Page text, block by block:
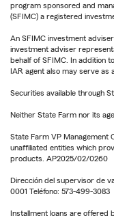
program sponsored and
(SFIMC) a registered
An SFIMC investment
investment adviser
behalf of SFIMC. In addition
IAR agent also may serve as
Securities available through
Neither State Farm nor its
State Farm VP Management
unaffiliated entities which
products. AP2025/02/0260
Dirección del supervisor de
0001 Teléfono: 573-499-3083
Installment loans are offered